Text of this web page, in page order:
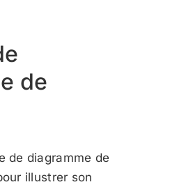
de
de diagramme de
illustrer son